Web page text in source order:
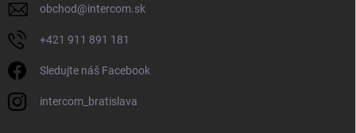
obchod@intercom.sk
+421 911 891 181
Sledujte náš Facebook
intercom_bratislava